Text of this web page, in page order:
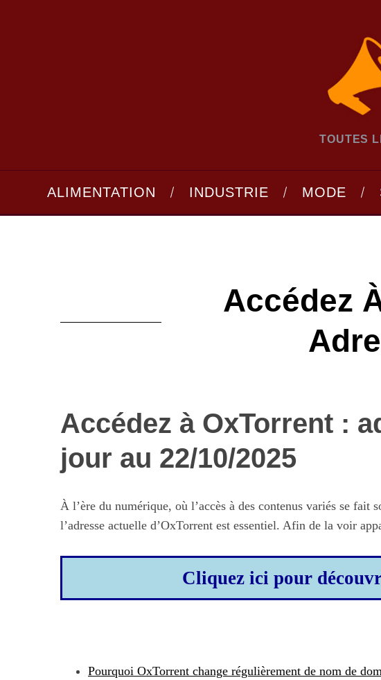
TOUTES
ALIMENTATION INDUSTRIE MODE
Accédez
Accédez à OxTorrent :
jour au 22/10/2025
À l’ère du numérique, où l’accès à des contenus variés se fait
l’adresse actuelle d’OxTorrent est essentiel. Afin de la voir
Cliquez ici pour
Pourquoi OxTorrent change régulièrement de nom de